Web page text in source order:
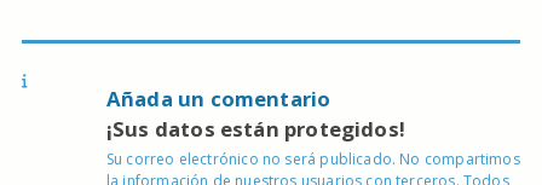
Añada un comentario
¡Sus datos están protegidos!
Su correo electrónico no será publicado. No compartimos
la información de nuestros usuarios con terceros. Todos